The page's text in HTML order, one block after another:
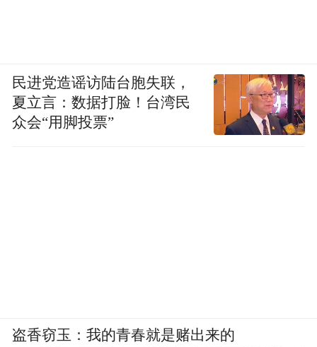
民进党造谣访陆台胞失联，
夏立言：数据打脸！台湾民
众会“用脚投票”
盗香窃玉：我的青春就是赌出来的